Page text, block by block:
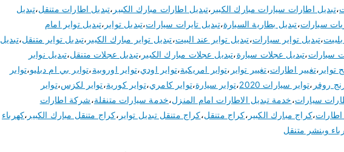
،تبديل اطارات سيارات مبارك الكبير ،تبديل اطارات مبارك الكبير ،تبديل اطارات متنقل،تبديل
سيارات،تبديل بطارية السيارة،تبديل تايرات سيارات،تبديل تواير ،تبديل تواير امام
،تبديل تواير سيارات،تبديل تواير عند البيت،تبديل تواير مبارك الكبير ،تبديل تواير متنقل،تبديل
سيارات،تبديل عجلات سيارة،تبديل عجلات مبارك الكبير ،تبديل عجلات متنقل،تبديل نوابر
تواير ،تغيير اطارات،تغيير تواير ،تواير امريكية،تواير اودي،تواير اوروبية،تواير بي ام دبليو،تواير
روفر ،تواير سيارات 2020 ،تواير سيارة،تواير كامري،تواير كورية،تواير لكزس،تواير
سيارات،خدمة تبديل الاطارات امام المنزل،خدمة سيارات متنقلة،شركة اطارات
اطارات،كراج مبارك الكبير ،كراج متنقل،كراج متنقل تبديل تواير ،كراج متنقل مبارك الكبير ،كهرباء
وبنشر متنقل